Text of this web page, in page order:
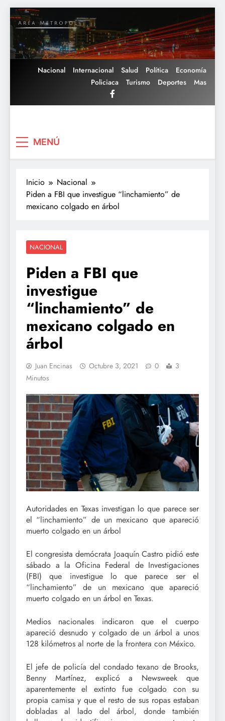
Saltar
al
contenido
Nacional Internacional Salud Política
Economía
Policiaca
Turismo Deportes Mas
MENÚ
Inicio
Nacional
Piden a FBI que investigue “linchamiento” de
mexicano colgado en árbol
NACIONAL
Piden a FBI que
investigue
“linchamiento” de
mexicano colgado en
árbol
Juan Encinas Octubre 3, 2021 0
3
Minutos
Autoridades en Texas investigan lo que parece ser
el “linchamiento” de un mexicano que apareció
muerto colgado en un árbol
El congresista demócrata Joaquín Castro pidió este
sábado a la Oficina Federal de Investigaciones
(FBI) que investigue lo que parece ser el
“linchamiento” de un mexicano que apareció
muerto colgado en un árbol en Texas.
Medios nacionales indicaron que el cuerpo
apareció desnudo y colgado de un árbol a unos
128 kilómetros al norte de la frontera con México.
El jefe de policía del condado texano de Brooks,
Benny Martínez, explicó a Newsweek que
aparentemente el extinto fue colgado con su
propia camisa y que el resto de sus ropas estaban
dobladas al lado del árbol, donde también